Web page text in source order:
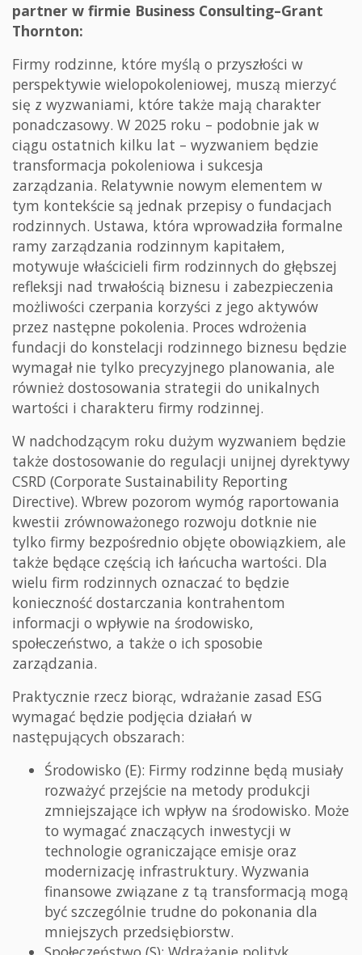
partner w firmie Business Consulting–Grant
Thornton:
Firmy rodzinne, które myślą o przyszłości w
perspektywie wielopokoleniowej, muszą mierzyć
się z wyzwaniami, które także mają charakter
ponadczasowy. W 2025 roku – podobnie jak w
ciągu ostatnich kilku lat – wyzwaniem będzie
transformacja pokoleniowa i sukcesja
zarządzania. Relatywnie nowym elementem w
tym kontekście są jednak przepisy o fundacjach
rodzinnych. Ustawa, która wprowadziła formalne
ramy zarządzania rodzinnym kapitałem,
motywuje właścicieli firm rodzinnych do głębszej
refleksji nad trwałością biznesu i zabezpieczenia
możliwości czerpania korzyści z jego aktywów
przez następne pokolenia. Proces wdrożenia
fundacji do konstelacji rodzinnego biznesu będzie
wymagał nie tylko precyzyjnego planowania, ale
również dostosowania strategii do unikalnych
wartości i charakteru firmy rodzinnej.
W nadchodzącym roku dużym wyzwaniem będzie
także dostosowanie do regulacji unijnej dyrektywy
CSRD (Corporate Sustainability Reporting
Directive). Wbrew pozorom wymóg raportowania
kwestii zrównoważonego rozwoju dotknie nie
tylko firmy bezpośrednio objęte obowiązkiem, ale
także będące częścią ich łańcucha wartości. Dla
wielu firm rodzinnych oznaczać to będzie
konieczność dostarczania kontrahentom
informacji o wpływie na środowisko,
społeczeństwo, a także o ich sposobie
zarządzania.
Praktycznie rzecz biorąc, wdrażanie zasad ESG
wymagać będzie podjęcia działań w
następujących obszarach:
Środowisko (E): Firmy rodzinne będą musiały
rozważyć przejście na metody produkcji
zmniejszające ich wpływ na środowisko. Może
to wymagać znaczących inwestycji w
technologie ograniczające emisje oraz
modernizację infrastruktury. Wyzwania
finansowe związane z tą transformacją mogą
być szczególnie trudne do pokonania dla
mniejszych przedsiębiorstw.